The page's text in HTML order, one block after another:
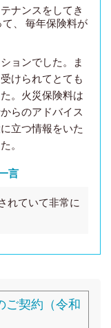
ナンスをしてき
、 毎年保険料が
ョンでした。ま
けられてとても
。火災保険料は
らのアドバイス
立つ情報をいた
。
言
れていて非常に
ご契約（令和